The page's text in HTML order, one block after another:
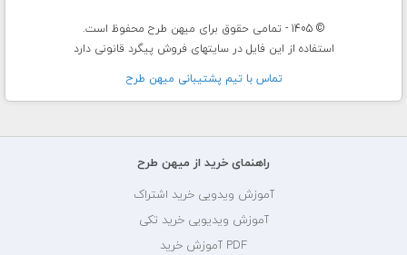
© 1405 - تمامی حقوق برای میهن طرح محفوظ است.
استفاده از این فایل در سایتهای فروش پیگرد قانونی دارد
تماس با تيم پشتيبانی ميهن طرح
راهنمای خرید از میهن طرح
آموزش ویدویی خرید اشتراک
آموزش ویدیویی خرید تکی
PDF آموزش خرید